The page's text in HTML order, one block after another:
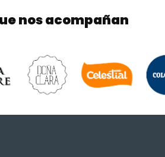
nos acompañan